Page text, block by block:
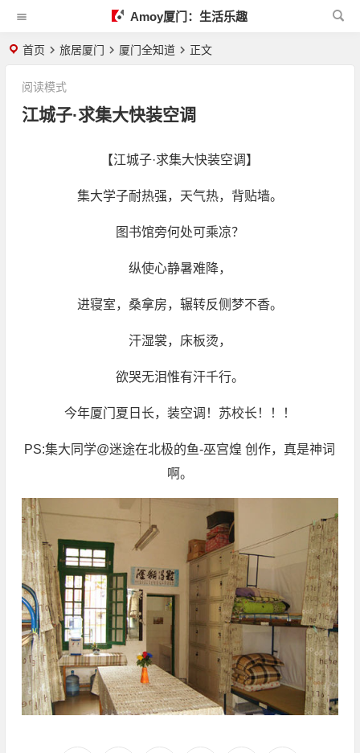
Amoy厦门：生活乐趣
首页 旅居厦门 厦门全知道 正文
江城子·求集大快装空调
阅读模式
【江城子·求集大快装空调】
集大学子耐热强，天气热，背贴墙。
图书馆旁何处可乘凉？
纵使心静暑难降，
进寝室，桑拿房，辗转反侧梦不香。
汗湿裳，床板烫，
欲哭无泪惟有汗千行。
今年厦门夏日长，装空调！苏校长！！！
PS:集大同学@迷途在北极的鱼-巫宫煌 创作，真是神词
啊。